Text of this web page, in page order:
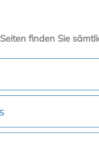
finden Sie